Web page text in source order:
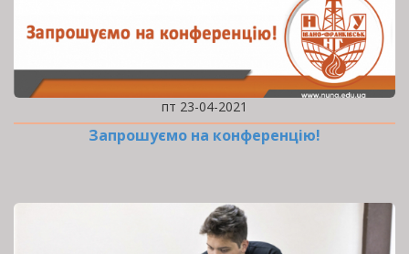
пт 23-04-2021
Запрошуємо на конференцію!